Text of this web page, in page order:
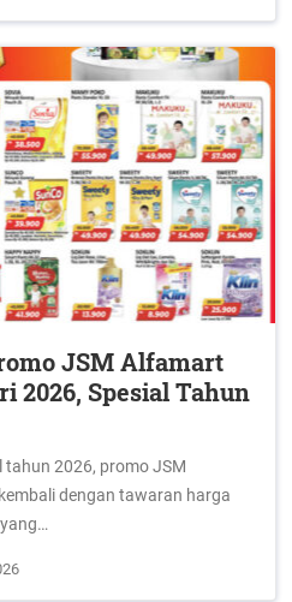
JSM Alfamart
2026, Spesial Tahun
tahun 2026, promo JSM
dengan tawaran harga